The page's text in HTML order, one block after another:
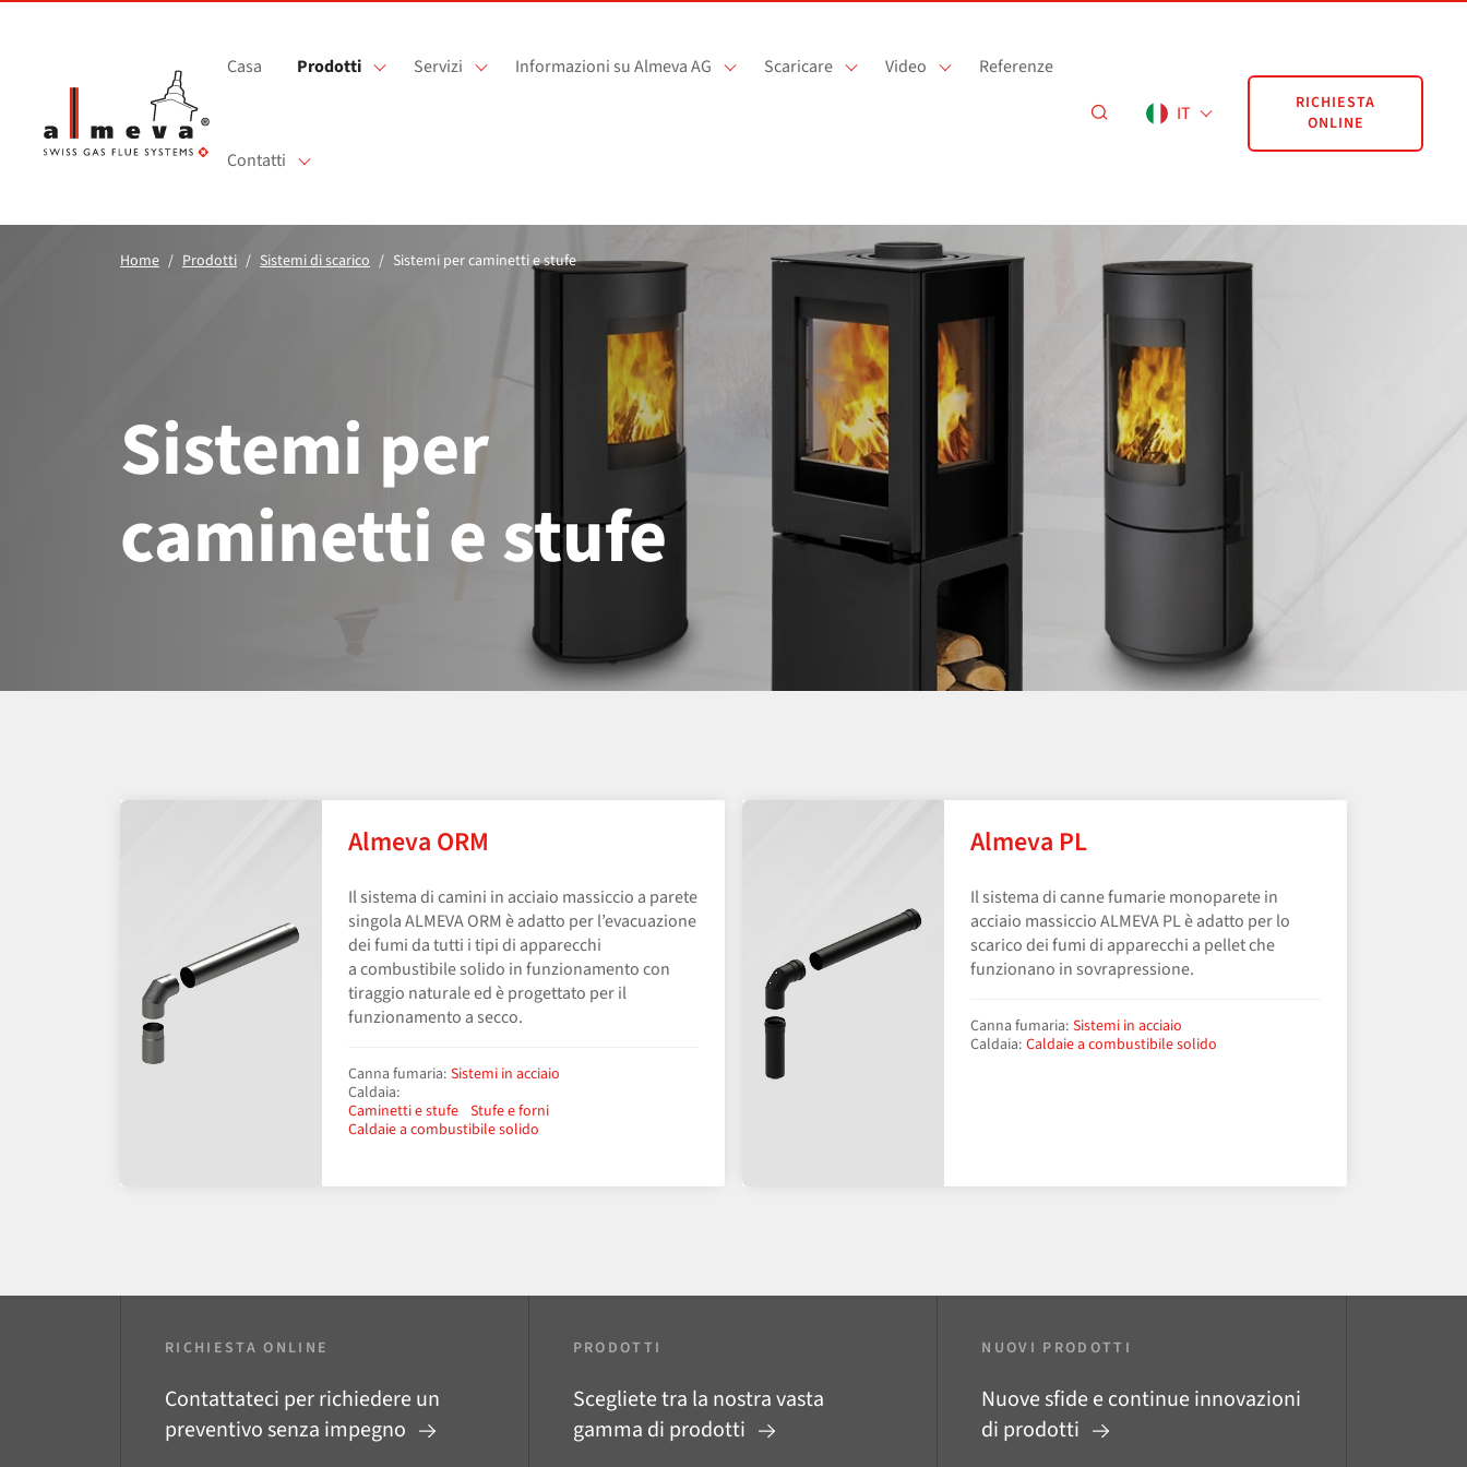
Casa Prodotti Servizi Informazioni su Almeva AG Scaricare Video Referenze
Contatti
IT
RICHIESTA
ONLINE
Home Prodotti Sistemi di scarico Sistemi per caminetti e stufe
Sistemi per
caminetti e stufe
Almeva ORM
Il sistema di camini in acciaio massiccio a parete
singola ALMEVA ORM è adatto per l’evacuazione
dei fumi da tutti i tipi di apparecchi
a combustibile solido in funzionamento con
tiraggio naturale ed è progettato per il
funzionamento a secco.
Canna fumaria: Sistemi in acciaio
Caldaia:
Caminetti e stufe Stufe e forni
Caldaie a combustibile solido
Almeva PL
Il sistema di canne fumarie monoparete in
acciaio massiccio ALMEVA PL è adatto per lo
scarico dei fumi di apparecchi a pellet che
funzionano in sovrapressione.
Canna fumaria: Sistemi in acciaio
Caldaia: Caldaie a combustibile solido
RICHIESTA ONLINE
Contattateci per richiedere un
preventivo senza impegno
PRODOTTI
Scegliete tra la nostra vasta
gamma di prodotti
NUOVI PRODOTTI
Nuove sfide e continue innovazioni
di prodotti